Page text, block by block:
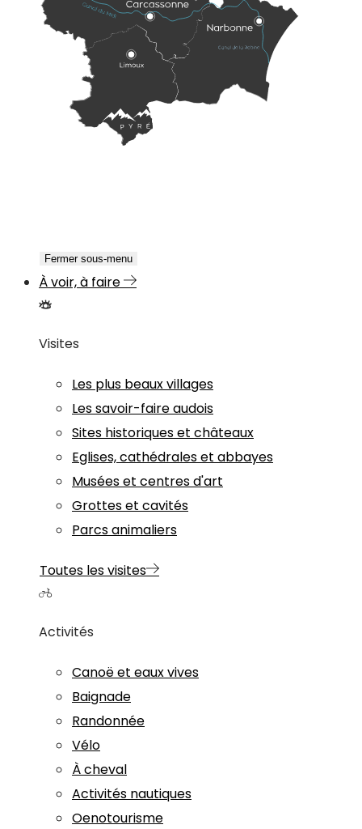
Fermer sous-menu
À voir, à faire
Visites
Les plus beaux villages
Les savoir-faire audois
Sites historiques et châteaux
Eglises, cathédrales et abbayes
Musées et centres d'art
Grottes et cavités
Parcs animaliers
Toutes les visites
Activités
Canoë et eaux vives
Baignade
Randonnée
Vélo
À cheval
Activités nautiques
Oenotourisme